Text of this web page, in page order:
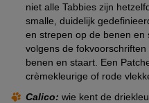
niet alle Tabbies zijn
smalle, duidelijk
en strepen op de benen en
volgens de
benen en staart. Een
crèmekleurige of rode
Calico: wie kent de